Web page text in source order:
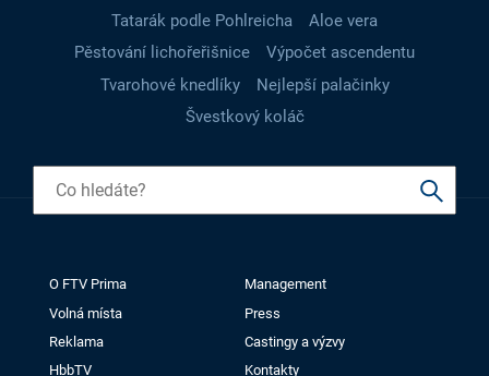
Tatarák podle Pohlreicha
Aloe vera
Pěstování lichořeřišnice
Výpočet ascendentu
Tvarohové knedlíky
Nejlepší palačinky
Švestkový koláč
O FTV Prima
Management
Volná místa
Press
Reklama
Castingy a výzvy
HbbTV
Kontakty